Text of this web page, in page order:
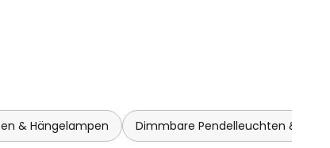
& Hängelampen Dimmbare Pendelleuchten &